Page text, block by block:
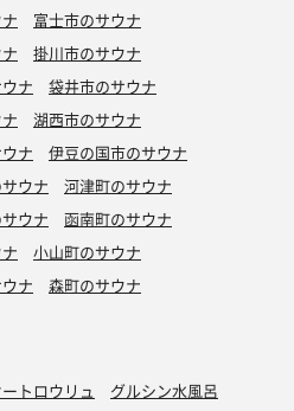
富士市のサウナ
掛川市のサウナ
ナ
袋井市のサウナ
湖西市のサウナ
ナ
伊豆の国市のサウナ
ウナ
河津町のサウナ
ウナ
函南町のサウナ
小山町のサウナ
ナ 森町のサウナ
トロウリュ
グルシン水風呂